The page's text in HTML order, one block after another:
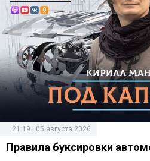
21:19 | 05 августа 2026
Правила буксировки